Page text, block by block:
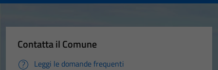
Contatta il Comune
Leggi le domande frequenti